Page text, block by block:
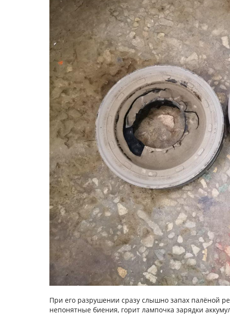
При его разрушении сразу слышно запах палёной
непонятные биения, горит лампочка зарядки